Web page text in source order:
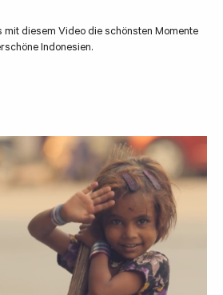
mit diesem Video die schönsten Momente
Indonesien.